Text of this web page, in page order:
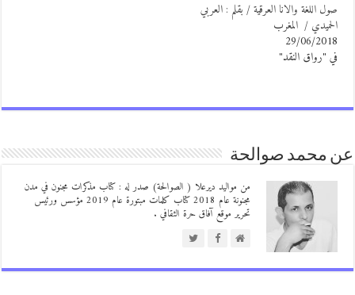
اللغة والانا العرقية / بقلم : العربي
/ المغرب
29/06/
"رواق النقد"
محمد صوالحة
من مواليد ديرعلا ( الصوالحة) صدر له : كتاب مذكرات مجنون في مدن
مجنونة عام 2018 كتاب كلمات مبتورة عام 2019 مؤسس ورئيس
تحرير موقع آفاق حرة الثقافي .